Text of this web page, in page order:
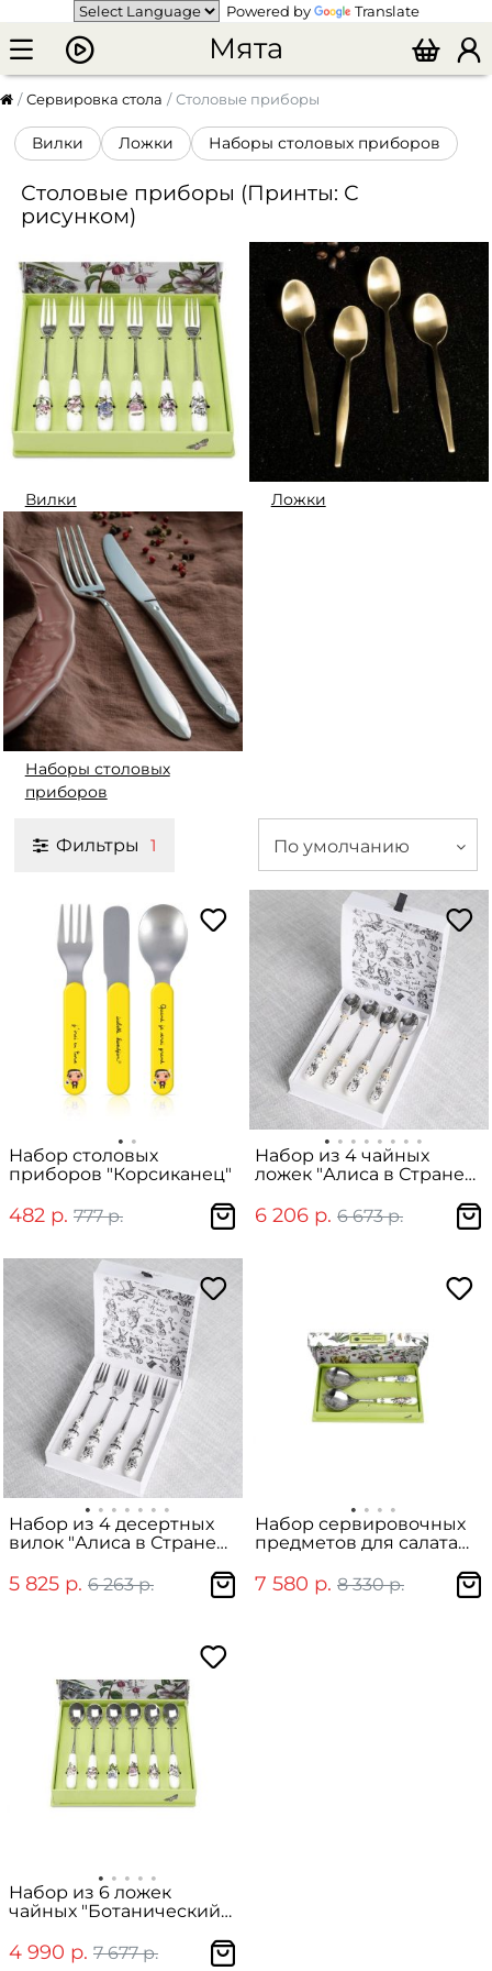
Powered by Translate
Мята
Сервировка стола Столовые приборы
Вилки Ложки Наборы столовых приборов
Столовые приборы (Принты: С
рисунком)
Вилки Ложки
Наборы столовых
приборов
Фильтры 1 По умолчанию
Набор столовых
приборов "Корсиканец"
482 р. 777 р.
Набор из 4 чайных
ложек "Алиса в Стране
упаковке
6 206 р. 6 673 р.
Набор из 4 десертных
вилок "Алиса в Стране
упаковке
5 825 р. 6 263 р.
Набор сервировочных
предметов для салата
(ложка и вилка)
7 580 р. 8 330 р.
Набор из 6 ложек
чайных "Ботанический
4 990 р. 7 677 р.